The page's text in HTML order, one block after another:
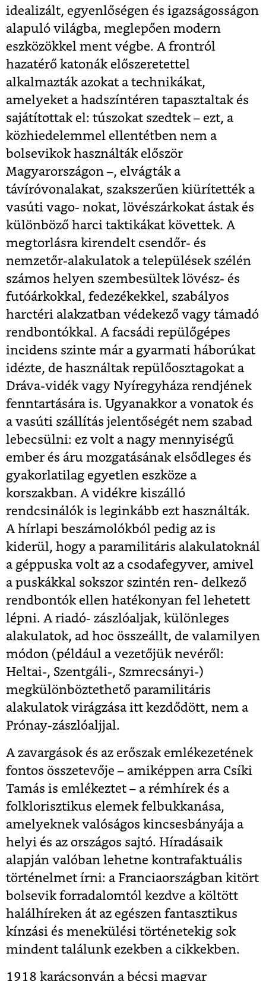
idealizált, egyenlőségen és igazságosságon
alapuló világba, meglepően modern
eszközökkel ment végbe. A frontról
hazatérő katonák előszeretettel
alkalmazták azokat a technikákat,
amelyeket a hadszíntéren tapasztaltak és
sajátítottak el: túszokat szedtek – ezt, a
közhiedelemmel ellentétben nem a
bolsevikok használták először
Magyarországon –, elvágták a
távíróvonalakat, szakszerűen kiürítették a
vasúti vago- nokat, lövészárkokat ástak és
különböző harci taktikákat követtek. A
megtorlásra kirendelt csendőr- és
nemzetőr-alakulatok a települések szélén
számos helyen szembesültek lövész- és
futóárkokkal, fedezékekkel, szabályos
harctéri alakzatban védekező vagy támadó
rendbontókkal. A facsádi repülőgépes
incidens szinte már a gyarmati háborúkat
idézte, de használtak repülőosztagokat a
Dráva-vidék vagy Nyíregyháza rendjének
fenntartására is. Ugyanakkor a vonatok és
a vasúti szállítás jelentőségét nem szabad
lebecsülni: ez volt a nagy mennyiségű
ember és áru mozgatásának elsődleges és
gyakorlatilag egyetlen eszköze a
korszakban. A vidékre kiszálló
rendcsinálók is leginkább ezt használták.
A hírlapi beszámolókból pedig az is
kiderül, hogy a paramilitáris alakulatoknál
a géppuska volt az a csodafegyver, amivel
a puskákkal sokszor szintén ren- delkező
rendbontók ellen hatékonyan fel lehetett
lépni. A riadó- zászlóaljak, különleges
alakulatok, ad hoc összeállt, de valamilyen
módon (például a vezetőjük nevéről:
Heltai-, Szentgáli-, Szmrecsányi-)
megkülönböztethető paramilitáris
alakulatok virágzása itt kezdődött, nem a
Prónay-zászlóaljjal.
A zavargások és az erőszak emlékezetének
fontos összetevője – amiképpen arra Csíki
Tamás is emlékeztet – a rémhírek és a
folklorisztikus elemek felbukkanása,
amelyeknek valóságos kincsesbányája a
helyi és az országos sajtó. Híradásaik
alapján valóban lehetne kontrafaktuális
történelmet írni: a Franciaországban kitört
bolsevik forradalomtól kezdve a költött
halálhíreken át az egészen fantasztikus
kínzási és menekülési történetekig sok
mindent találunk ezekben a cikkekben.
1918 karácsonyán a bécsi magyar